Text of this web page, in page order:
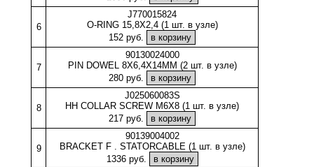
6
J770015824
O-RING 15,8X2,4 (1 шт. в узле)
152 руб.
7
90130024000
PIN DOWEL 8X6,4X14MM (2 шт. в узле)
280 руб.
8
J025060083S
HH COLLAR SCREW M6X8 (1 шт. в узле)
217 руб.
9
90139004002
BRACKET F . STATORCABLE (1 шт. в узле)
1336 руб.